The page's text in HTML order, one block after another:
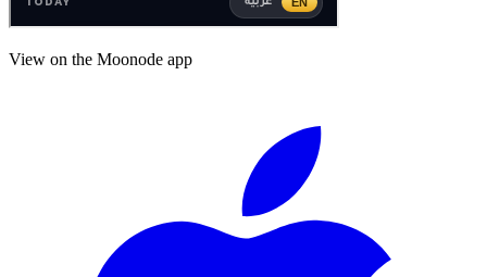
View on the Moonode app